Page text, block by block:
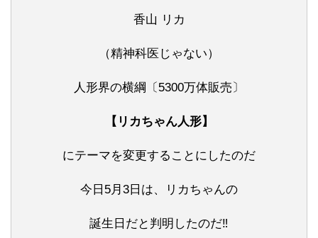
香山 リカ
（精神科医じゃない）
人形界の横綱〔5300万体販売〕
【リカちゃん人形】
にテーマを変更することにしたのだ
今日5月3日は、リカちゃんの
誕生日だと判明したのだ‼